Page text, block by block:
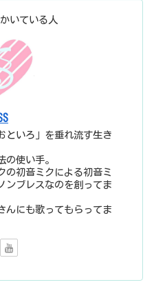
いている人
といろ」を垂れ流す生き
の使い手。
の初音ミクによる初音ミ
ンブレスなのを創ってま
んにも歌ってもらってま